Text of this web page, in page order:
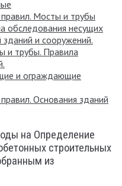
Мосты и трубы
несущих
зданий и сооружений.
и трубы. Правила
и ограждающие
Основания зданий
на Определение
строительных
из